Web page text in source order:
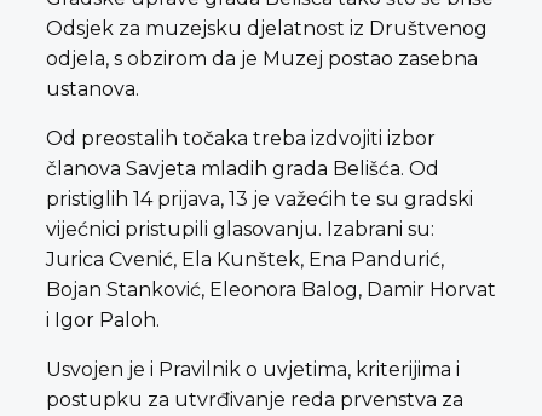
Odsjek za muzejsku djelatnost iz Društvenog
odjela, s obzirom da je Muzej postao zasebna
ustanova.
Od preostalih točaka treba izdvojiti izbor
članova Savjeta mladih grada Belišća. Od
pristiglih 14 prijava, 13 je važećih te su gradski
vijećnici pristupili glasovanju. Izabrani su:
Jurica Cvenić, Ela Kunštek, Ena Pandurić,
Bojan Stanković, Eleonora Balog, Damir Horvat
i Igor Paloh.
Usvojen je i Pravilnik o uvjetima, kriterijima i
postupku za utvrđivanje reda prvenstva za